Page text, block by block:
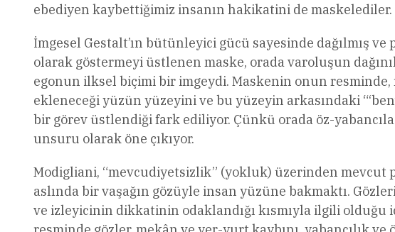
ebediyen kaybettiğimiz insanın hakikatini de maskelediler.
İmgesel Gestalt’ın bütünleyici gücü sayesinde dağılmış
olarak göstermeyi üstlenen maske, orada varoluşun
egonun ilksel biçimi bir imgeydi. Maskenin onun
ekleneceği yüzün yüzeyini ve bu yüzeyin arkasındaki
bir görev üstlendiği fark ediliyor. Çünkü orada öz-
unsuru olarak öne çıkıyor.
Modigliani, “mevcudiyetsizlik” (yokluk) üzerinden mevcut
aslında bir vaşağın gözüyle insan yüzüne bakmaktı.
ve izleyicinin dikkatinin odaklandığı kısmıyla ilgili olduğu